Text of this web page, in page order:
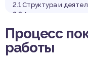
2.1 Структура и
2.2 Анализ
2.3 Описание
Глава 3
РУМЕНТОВ
Процесс
работы